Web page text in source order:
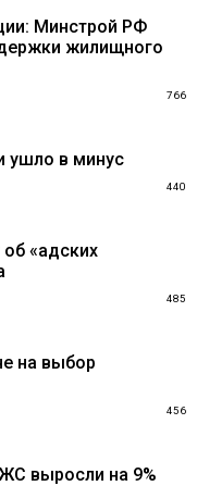
Минстрой РФ
жилищного
766
ушло в минус
440
«адских
485
на выбор
456
выросли на 9%